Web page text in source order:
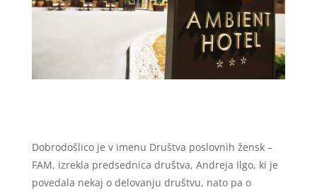
Dobrodošlico je v imenu Društva poslovnih žensk –
FAM, izrekla predsednica društva, Andreja Ilgo, ki je
povedala nekaj o delovanju društvu, nato pa o